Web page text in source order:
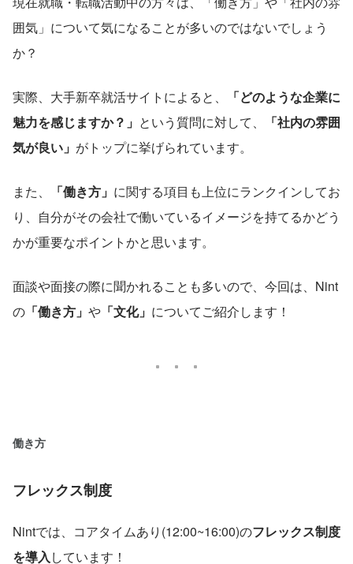
囲気」について気になることが多いのではないでしょう
か？
実際、大手新卒就活サイトによると、
「どのような企業に
魅力を感じますか？」 という質問に対して、
「社内の雰囲
気が良い」 がトップに挙げられています。
また、 「働き方」 に関する項目も上位にランクインしてお
り、自分がその会社で働いているイメージを持てるかどう
かが重要なポイントかと思います。
面談や面接の際に聞かれることも多いので、今回は、Nint
の 「働き方」 や 「文化」 についてご紹介します！
働き方
フレックス制度
Nintでは、コアタイムあり(12:00~16:00)のフレックス制度
を導入しています！